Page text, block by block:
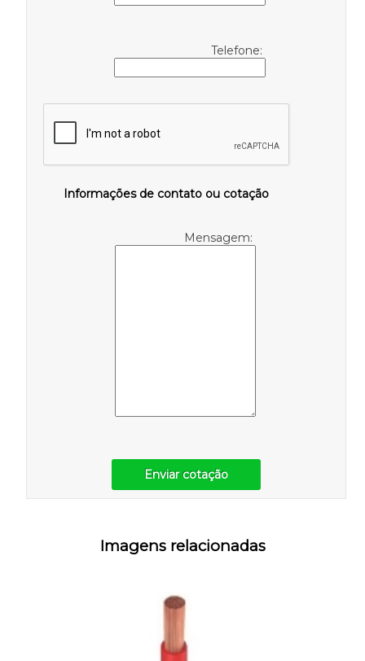
Telefone:
Informações de contato ou cotação
Mensagem:
Enviar cotação
Imagens relacionadas